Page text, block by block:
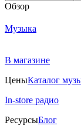
Обзор
Музыка
В магазине
ЦеныКаталог
In-store радио
РесурсыБлог